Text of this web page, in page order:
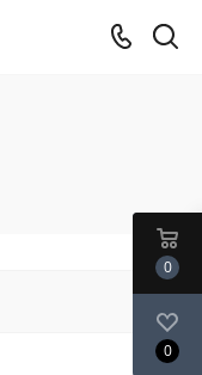
12
0
0